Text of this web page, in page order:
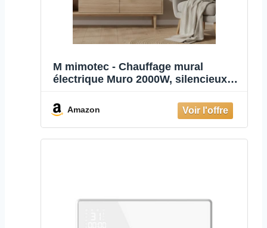
M mimotec - Chauffage mural
électrique Muro 2000W, silencieux
LED et minuterie, IPX2 et anti-
surchauffe, radiateur mural pour
intérieur, Blanc
Amazon